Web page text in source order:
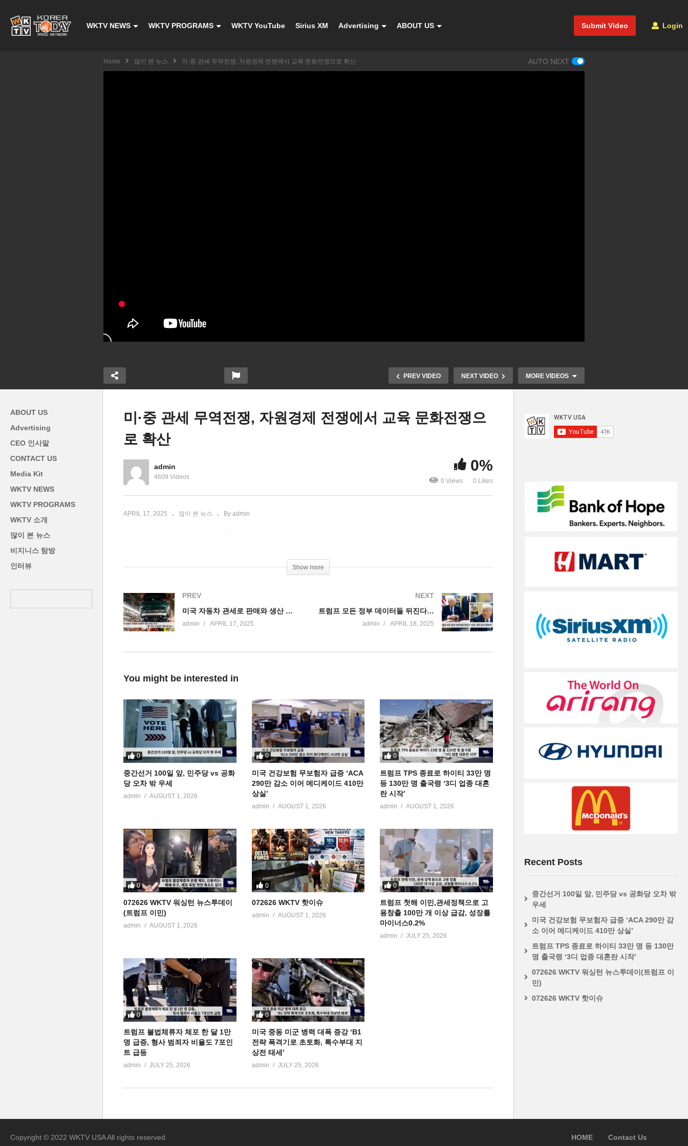
Submit Video Login
WKTV NEWS WKTV PROGRAMS WKTV YouTube Sirius XM Advertising ABOUT US
Home 많이 본 뉴스 미·중 관세 무역전쟁, 자원경제 전쟁에서 교육 문화전쟁으로 확산 AUTO NEXT
PREV VIDEO NEXT VIDEO MORE VIDEOS
트럼프 추방 대상자 포착에 인
ABOUT US
Advertising
CEO 인사말
CONTACT US
Media Kit
WKTV NEWS
WKTV PROGRAMS
WKTV 소개
많이 본 뉴스
비지니스 탐방
인터뷰
미·중 관세 무역전쟁, 자원경제 전쟁에서 교육 문화전쟁으
로 확산
admin
4609 Videos
0%
0 Views 0 Likes
APRIL 17, 2025 많이 본 뉴스 By admin
Show more
PREV
미국 자동차 관세로 판매와 생산 급감 경고 ‘올 미국 내 판매 70만 대 감소’
admin APRIL 17, 2025
NEXT
트럼프 모든 정부 데이터들 뒤진다 ‘이민, 복지 단속 총력전’
admin APRIL 18, 2025
You might be interested in
0
중간선거 100일 앞, 민주당 vs 공화
당 오차 밖 우세
admin AUGUST 1, 2026
0
미국 건강보험 무보험자 급증 ‘ACA
290만 감소 이어 메디케이드 410만
상실’
admin AUGUST 1, 2026
0
트럼프 TPS 종료로 하이티 33만 명
등 130만 명 출국령 ‘3디 업종 대혼
란 시작’
admin AUGUST 1, 2026
0
072626 WKTV 워싱턴 뉴스투데이
(트럼프 이민)
admin AUGUST 1, 2026
0
072626 WKTV 핫이슈
admin AUGUST 1, 2026
0
트럼프 첫해 이민,관세정책으로 고
용창출 100만 개 이상 급감, 성장률
마이너스0.2%
admin JULY 25, 2026
0
트럼프 불법체류자 체포 한 달 1만
명 급증, 형사 범죄자 비율도 7포인
트 급등
admin JULY 25, 2026
0
미국 중동 미군 병력 대폭 증강 ‘B1
전략 폭격기로 초토화, 특수부대 지
상전 태세’
admin JULY 25, 2026
Recent Posts
중간선거 100일 앞, 민주당 vs 공화당 오차 밖
우세
미국 건강보험 무보험자 급증 ‘ACA 290만 감
소 이어 메디케이드 410만 상실’
트럼프 TPS 종료로 하이티 33만 명 등 130만
명 출국령 ‘3디 업종 대혼란 시작’
072626 WKTV 워싱턴 뉴스투데이(트럼프 이
민)
072626 WKTV 핫이슈
Copyright © 2022 WKTV USA All rights reserved. HOME Contact Us